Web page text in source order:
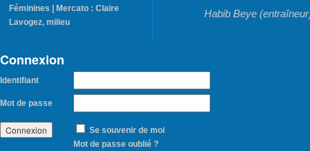
Féminines | Mercato : Claire
Lavogez, milieu
Habib Beye
Connexion
Identifiant
Mot de passe
Se souvenir de moi
Mot de passe oublié ?